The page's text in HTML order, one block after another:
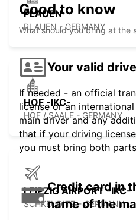
PLAUEN
PLAUEN - GERMANY
HOF -IKC-
HOF / SAALE - GERMANY
LEIPZIG AIRPORT -IKC-
SCHKEUDITZ - GERMANY
Good to know
What should you bring at the
Your valid
If needed - an official
license or an
main driver and any
that if your driving
you must bring both
Credit card in
name of the